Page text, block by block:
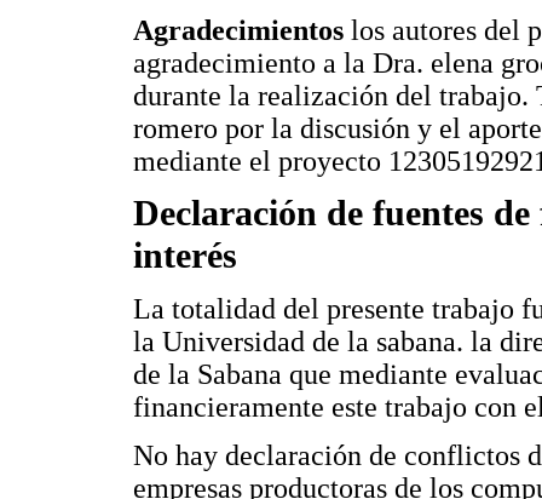
Agradecimientos los autores del
agradecimiento a la Dra. elena
durante la realización del
romero por la discusión y el
mediante el proyecto
Declaración de fuentes
interés
La totalidad del presente trabajo
la Universidad de la sabana. la
de la Sabana que mediante
financieramente este trabajo con
No hay declaración de conflictos
empresas productoras de los